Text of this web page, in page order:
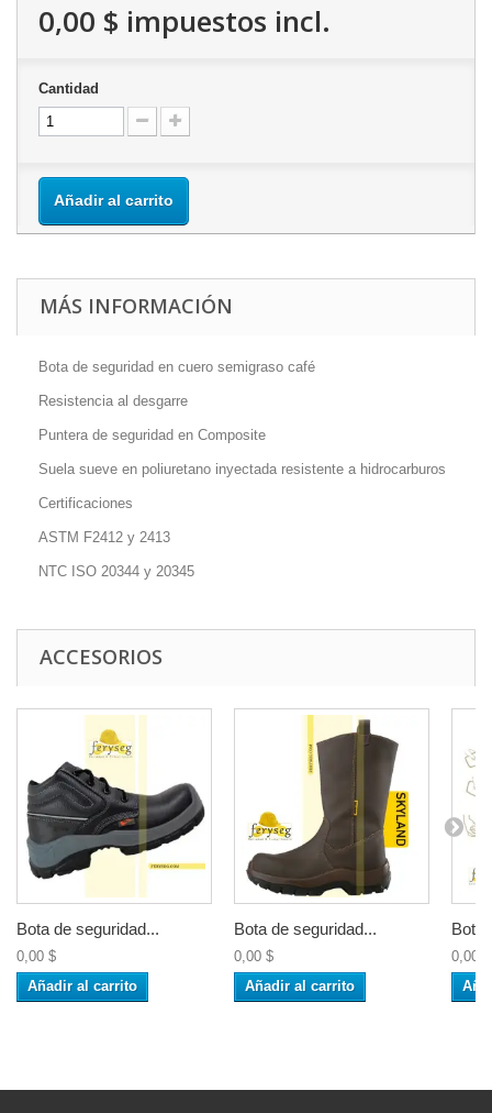
0,00 $ impuestos incl.
Cantidad
Añadir al carrito
MÁS INFORMACIÓN
Bota de seguridad en cuero semigraso café
Resistencia al desgarre
Puntera de seguridad en Composite
Suela sueve en poliuretano inyectada resistente a hidrocarburos
Certificaciones
ASTM F2412 y 2413
NTC ISO 20344 y 20345
ACCESORIOS
Bota de seguridad...
0,00 $
Añadir al carrito
Bota de seguridad...
0,00 $
Añadir al carrito
0,00 $